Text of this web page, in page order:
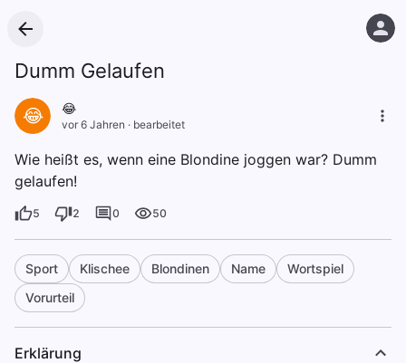
Dumm Gelaufen
😂 😂
vor 6 Jahren · bearbeitet
Wie heißt es, wenn eine Blondine joggen war? Dumm
gelaufen!
5 2 0 50
Sport Klischee Blondinen Name
Wortspiel
Vorurteil
Erklärung